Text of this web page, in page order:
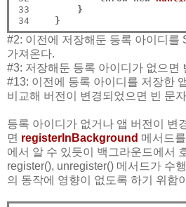
33
34
}
}
#2: 이전에 저장해둔 등록 아이디를
가져온다.
#3: 저장해둔 등록 아이디가 없으면
#13: 이전에 등록 아이디를 저장한
비교해 버전이 변경되었으면 빈 문
등록 아이디가 없거나 앱 버전이 변
면 registerInBackground 메서드
에서 알 수 있듯이 백그라운드에서
register(), unregister() 메서드가 수
의 동작에 영향이 없도록 하기 위함